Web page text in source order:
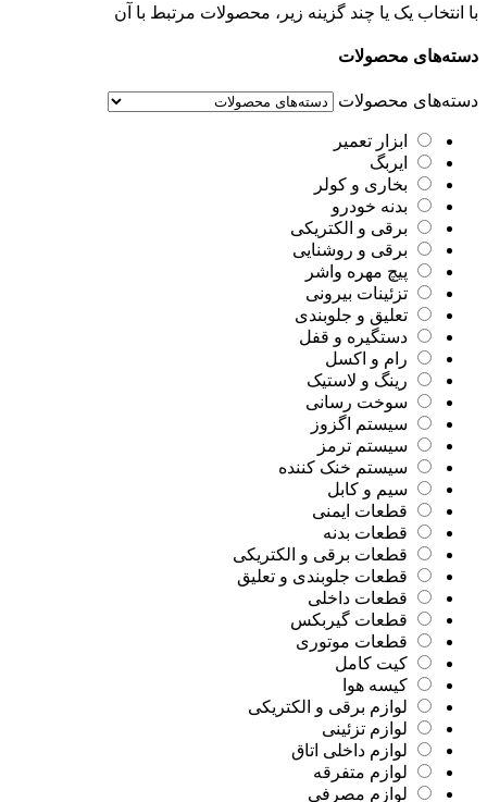
با انتخاب یک یا چند گزینه زیر، محصولات مرتبط با آن
دسته‌های محصولات
دسته‌های محصولات
ابزار تعمیر
ایربگ
بخاری و کولر
بدنه خودرو
برقی و الکتریکی
برقی و روشنایی
پیچ مهره واشر
تزئینات بیرونی
تعلیق و جلوبندی
دستگیره و قفل
رام و اکسل
رینگ و لاستیک
سوخت رسانی
سیستم اگزوز
سیستم ترمز
سیستم خنک کننده
سیم و کابل
قطعات ایمنی
قطعات بدنه
قطعات برقی و الکتریکی
قطعات جلوبندی و تعلیق
قطعات داخلی
قطعات گیربکس
قطعات موتوری
کیت کامل
کیسه هوا
لوازم برقی و الکتریکی
لوازم تزئینی
لوازم داخلی اتاق
لوازم متفرقه
لوازم مصرفی